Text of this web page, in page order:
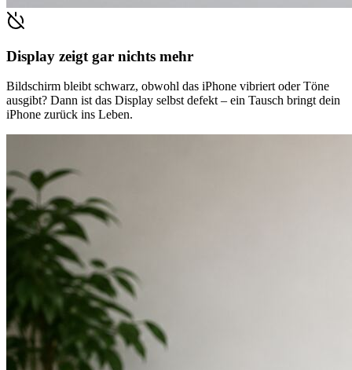
Display zeigt gar nichts mehr
Bildschirm bleibt schwarz, obwohl das iPhone vibriert oder Töne
ausgibt? Dann ist das Display selbst defekt – ein Tausch bringt dein
iPhone zurück ins Leben.